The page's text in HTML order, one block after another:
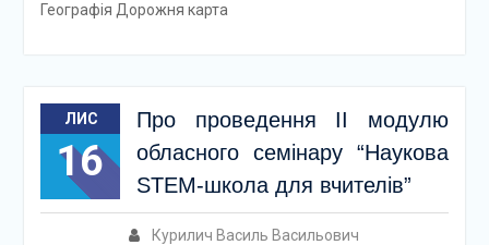
Географія Дорожня карта
ЛИС
16
Про проведення ІІ модулю
обласного семінару “Наукова
STEM-школа для вчителів”
Курилич Василь Васильович